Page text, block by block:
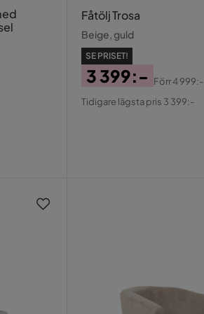
Fåtölj Trosa
Beige, guld
SE PRISET!
Pris
3 399:-
Original
Förr4 999:-
Tidigare lägsta pris 3 399:-